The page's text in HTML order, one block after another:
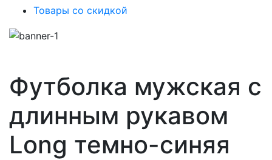
Товары со скидкой
Футболка мужская с
длинным рукавом
Long темно-синяя